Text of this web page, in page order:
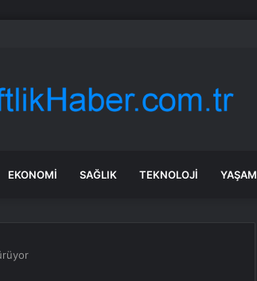
yaşındaki kadın savcının evinde ölü bulundu!
EKONOMI SAĞLIK TEKNOLOJI YAŞAM